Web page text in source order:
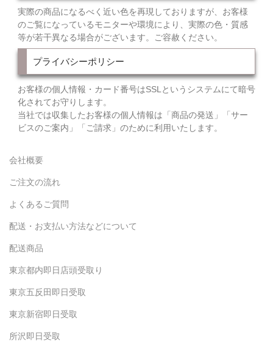
実際の商品になるべく近い色を再現しておりますが、お客様
のご覧になっているモニターや環境により、実際の色・質感
等が若干異なる場合がございます。ご容赦ください。
プライバシーポリシー
お客様の個人情報・カード番号はSSLというシステムにて暗号
化されてお守りします。
当社では収集したお客様の個人情報は「商品の発送」「サー
ビスのご案内」「ご請求」のために利用いたします。
会社概要
ご注文の流れ
よくあるご質問
配送・お支払い方法などについて
配送商品
東京都内即日店頭受取り
東京五反田即日受取
東京新宿即日受取
所沢即日受取